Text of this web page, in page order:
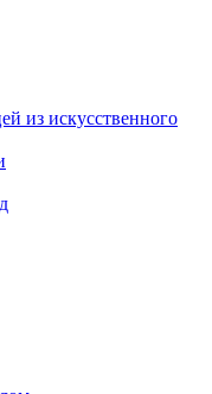
из искусcтвенного